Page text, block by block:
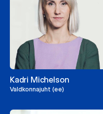
Kadri Michelson
Valdkonnajuht (ee)